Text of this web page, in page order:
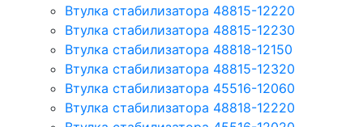
Втулка стабилизатора 48815-12220
Втулка стабилизатора 48815-12230
Втулка стабилизатора 48818-12150
Втулка стабилизатора 48815-12320
Втулка стабилизатора 45516-12060
Втулка стабилизатора 48818-12220